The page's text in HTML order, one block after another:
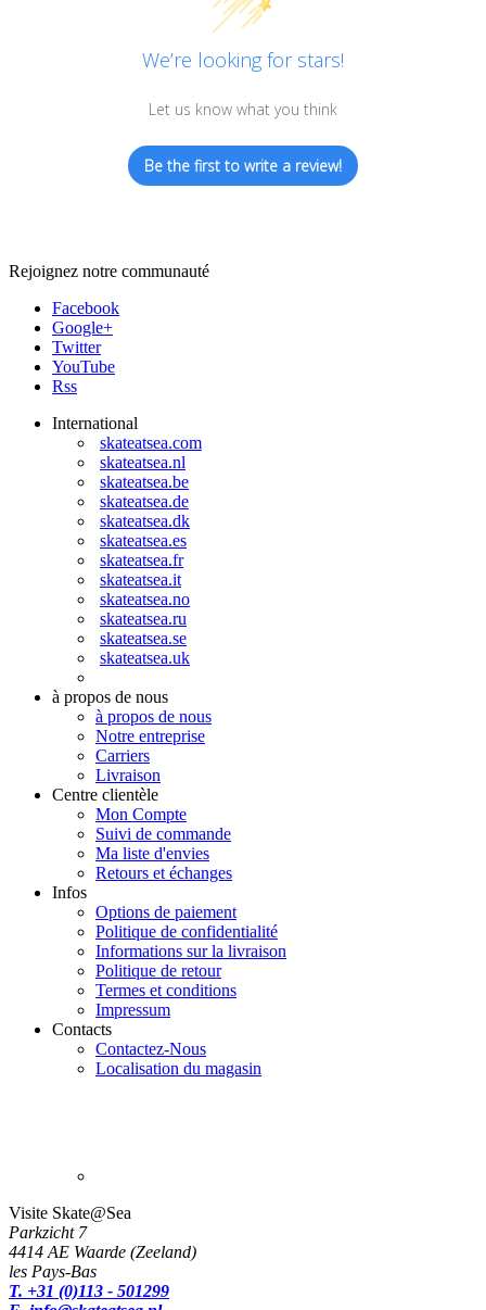
We’re looking for stars!
Let us know what you think
Be the first to write a review!
Rejoignez notre communauté
Facebook
Google+
Twitter
YouTube
Rss
International
skateatsea.com
skateatsea.nl
skateatsea.be
skateatsea.de
skateatsea.dk
skateatsea.es
skateatsea.fr
skateatsea.it
skateatsea.no
skateatsea.ru
skateatsea.se
skateatsea.uk
à propos de nous
à propos de nous
Notre entreprise
Carriers
Livraison
Centre clientèle
Mon Compte
Suivi de commande
Ma liste d'envies
Retours et échanges
Infos
Options de paiement
Politique de confidentialité
Informations sur la livraison
Politique de retour
Termes et conditions
Impressum
Contacts
Contactez-Nous
Localisation du magasin
Visite Skate@Sea
Parkzicht 7
4414 AE Waarde (Zeeland)
les Pays-Bas
T. +31 (0)113 - 501299